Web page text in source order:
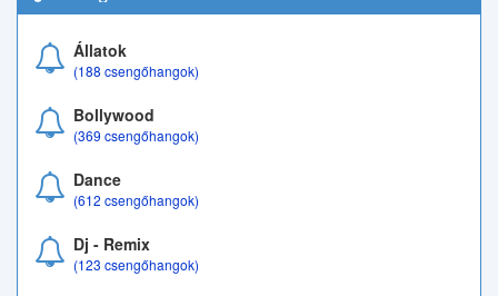
Állatok
(188 csengőhangok)
Bollywood
(369 csengőhangok)
Dance
(612 csengőhangok)
Dj - Remix
(123 csengőhangok)